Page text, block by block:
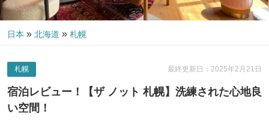
日本 » 北海道 » 札幌
最終更新日：2025年2月21日
札幌
宿泊レビュー！【ザ ノット 札幌】洗練された心地良
い空間！